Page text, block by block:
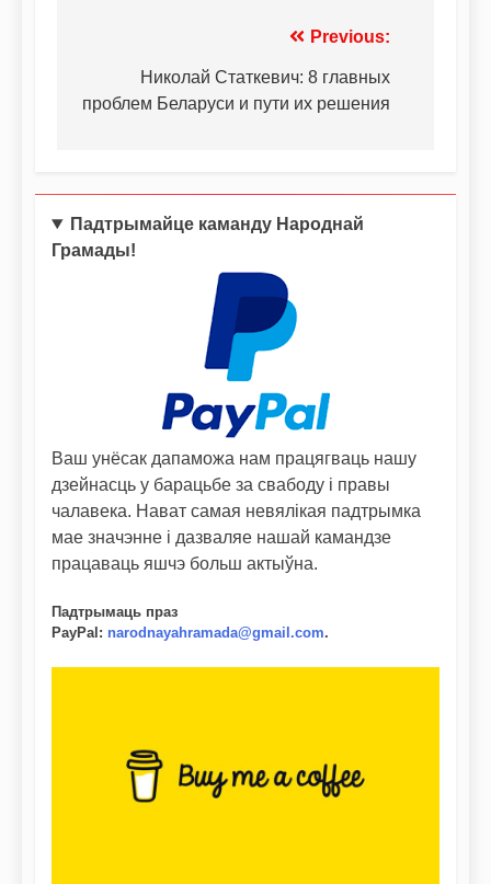
Previous:
Николай Статкевич: 8 главных
проблем Беларуси и пути их решения
Падтрымайце каманду Народнай
Грамады!
Ваш унёсак дапаможа нам працягваць нашу
дзейнасць у барацьбе за свабоду і правы
чалавека. Нават самая невялікая падтрымка
мае значэнне і дазваляе нашай камандзе
працаваць яшчэ больш актыўна.
Падтрымаць праз
PayPal : narodnayahramada@gmail.com.